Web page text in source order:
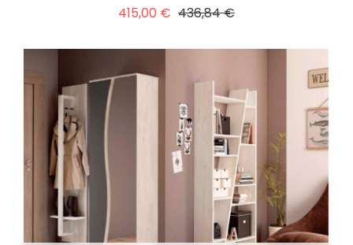
415,00 € Precio
436,84 €Precio